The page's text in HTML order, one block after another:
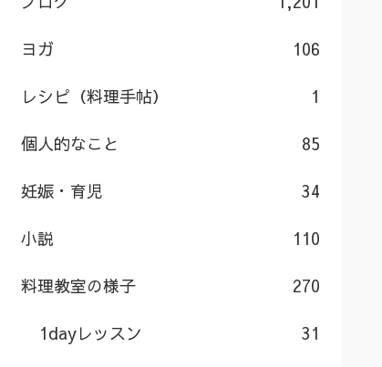
ヨガ 106
レシピ（料理手帖） 1
個人的なこと 85
妊娠・育児 34
小説 110
料理教室の様子 270
1dayレッスン 31